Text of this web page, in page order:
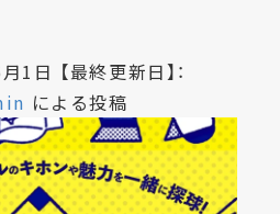
1日 【最終更新日】：
による投稿